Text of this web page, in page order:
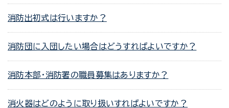
消防出初式は行いますか？
消防団に入団したい場合はどうすればよいですか？
消防本部・消防署の職員募集はありますか？
消火器はどのように取り扱いすればよいですか？